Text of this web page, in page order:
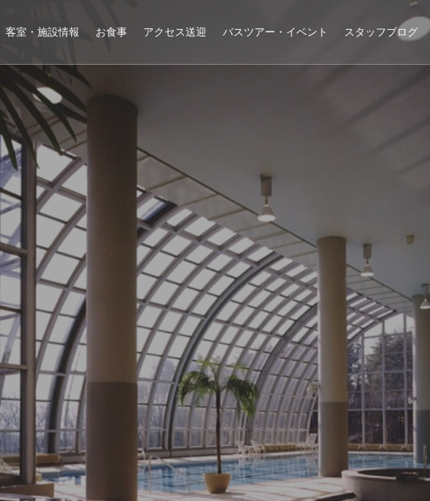
客室・施設情報 お食事 アクセス送迎 バスツアー・イベント スタッフブログ
八ヶ岳・南アルプスを望む
自然の中のリゾートホテ
南アルプスの麓に位置する
新宿区民の皆さまのリゾートホテル
「グリーンヒル八ヶ岳」